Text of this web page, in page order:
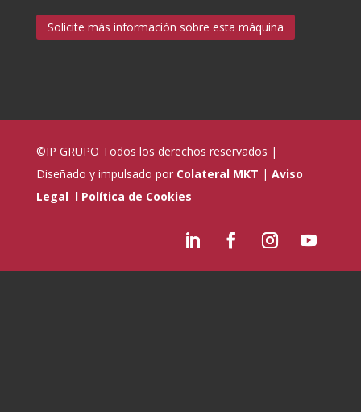
Solicite más información sobre esta máquina
©IP GRUPO Todos los derechos reservados |
Diseñado y impulsado por Colateral MKT | Aviso
Legal l Política de Cookies